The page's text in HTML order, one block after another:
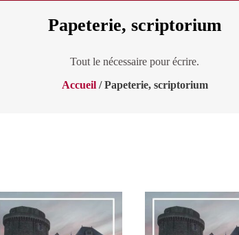
Papeterie, scriptorium
Tout le nécessaire pour écrire.
Accueil/ Papeterie, scriptorium